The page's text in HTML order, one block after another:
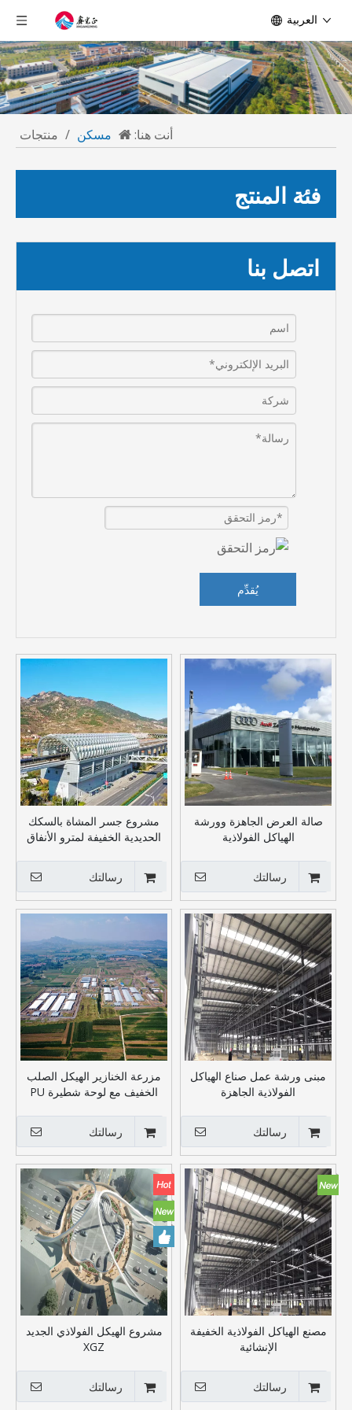
العربية
أنت هنا: مسكن / منتجات
فئة المنتج
اتصل بنا
يُقدِّم
صالة العرض الجاهزة وورشة
الهياكل الفولاذية
رسالتك
مشروع جسر المشاة بالسكك
الحديدية الخفيفة لمترو الأنفاق
رسالتك
مبنى ورشة عمل صناع الهياكل
الفولاذية الجاهزة
رسالتك
مزرعة الخنازير الهيكل الصلب
الخفيف مع لوحة شطيرة PU
رسالتك
مصنع الهياكل الفولاذية الخفيفة
الإنشائية
رسالتك
مشروع الهيكل الفولاذي الجديد
XGZ
رسالتك